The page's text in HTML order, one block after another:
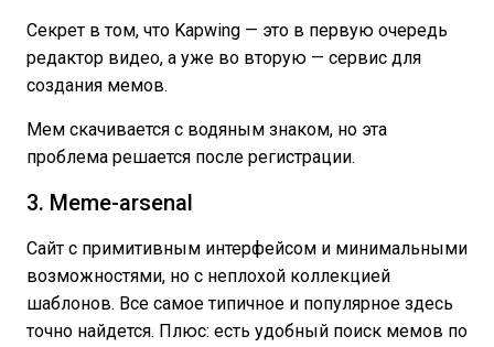
Секрет в том, что Kapwing — это в первую очередь
редактор видео, а уже во вторую — сервис для
создания мемов.
Мем скачивается с водяным знаком, но эта
проблема решается после регистрации.
3. Meme-arsenal
Сайт с примитивным интерфейсом и минимальными
возможностями, но с неплохой коллекцией
шаблонов. Все самое типичное и популярное здесь
точно найдется. Плюс: есть удобный поиск мемов по